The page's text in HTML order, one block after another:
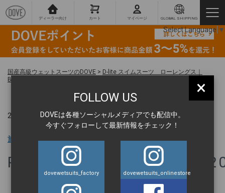
ディーラー向け カート マイページ GLOBAL SHIPPING
国産高級ウェットスーツのDOVE > D-lite スイムスーツ ローレングス｜
BTN（1mm）WOMEN’S
2026.04.21 ｜
旅の達人 BLOG
×
FOLLOW US
DOVEは各種ソーシャルメディアでも配信中。
今すぐフォローして最新情報をチェック！
dovewetsuits_factory dovewetsuits_onlinestore
Select Language ▼